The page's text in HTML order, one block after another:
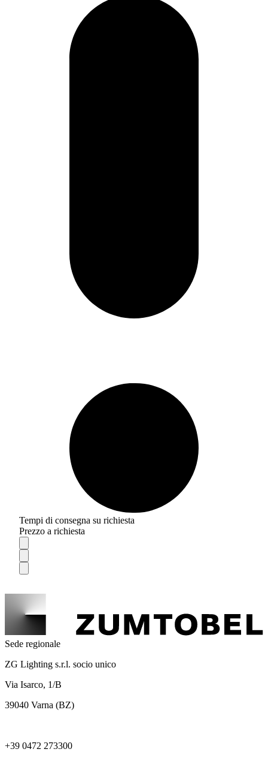
Tempi di consegna su richiesta
Prezzo a richiesta
Sede regionale
ZG Lighting s.r.l. socio unico
Via Isarco, 1/B
39040 Varna (BZ)
+39 0472 273300